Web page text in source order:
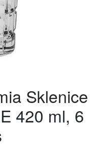
Sklenice
420 ml, 6